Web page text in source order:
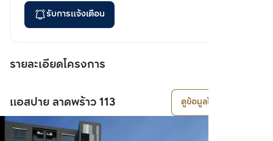
รับการแจ้งเตือน
รายละเอียดโครงการ
แอสปาย ลาดพร้าว 113 ดูข้อมูลโครงการ